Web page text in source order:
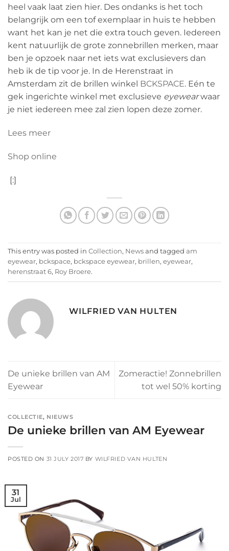
heel vaak laat zien hier. Des ondanks is het toch
belangrijk om een tof exemplaar in huis te hebben
want het kan je net die extra touch geven. Iedereen
kent natuurlijk de grote zonnebrillen merken, maar
ben je opzoek naar net iets wat exclusievers dan
heb ik de tip voor je. In de Herenstraat in
Amsterdam zit de brillen winkel BCKSPACE. Eén te
gek ingerichte winkel met exclusieve eyewearwaar
je niet iedereen mee zal zien lopen deze zomer.
Lees meer
Shop online
[:]
This entry was posted in Collection, News and tagged am
eyewear, bckspace, bckspace eyewear, brillen, eyewear,
herenstraat 6, Roy Broere.
WILFRIED VAN HULTEN
De unieke brillen van AM
Eyewear
Zomeractie! Zonnebrillen
tot wel 50% korting
COLLECTIE, NIEUWS
De unieke brillen van AM Eyewear
POSTED ON 31 JULY 2017 BY WILFRIED VAN HULTEN
31
Jul